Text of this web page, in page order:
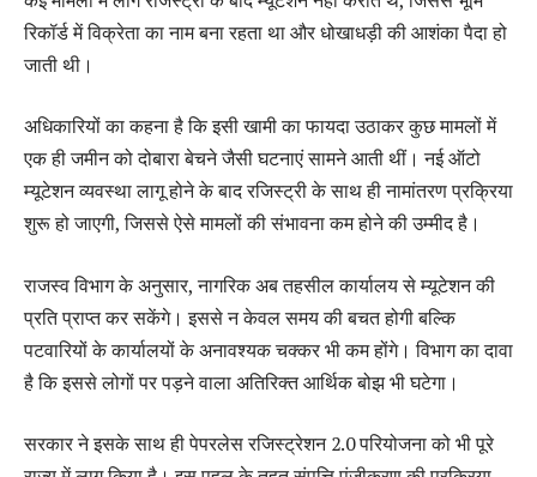
रिकॉर्ड में विक्रेता का नाम बना रहता था और धोखाधड़ी की आशंका पैदा हो
जाती थी।
अधिकारियों का कहना है कि इसी खामी का फायदा उठाकर कुछ मामलों में
एक ही जमीन को दोबारा बेचने जैसी घटनाएं सामने आती थीं। नई ऑटो
म्यूटेशन व्यवस्था लागू होने के बाद रजिस्ट्री के साथ ही नामांतरण प्रक्रिया
शुरू हो जाएगी, जिससे ऐसे मामलों की संभावना कम होने की उम्मीद है।
राजस्व विभाग के अनुसार, नागरिक अब तहसील कार्यालय से म्यूटेशन की
प्रति प्राप्त कर सकेंगे। इससे न केवल समय की बचत होगी बल्कि
पटवारियों के कार्यालयों के अनावश्यक चक्कर भी कम होंगे। विभाग का दावा
है कि इससे लोगों पर पड़ने वाला अतिरिक्त आर्थिक बोझ भी घटेगा।
सरकार ने इसके साथ ही पेपरलेस रजिस्ट्रेशन 2.0 परियोजना को भी पूरे